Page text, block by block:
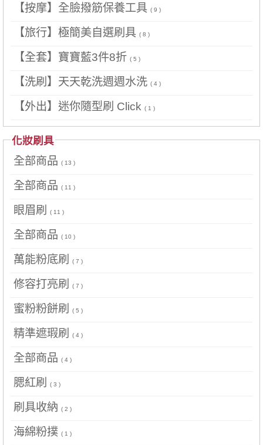
【按摩】全臉撥筋保養工具 ( 9 )
【旅行】極簡美自選刷具 ( 8 )
【全套】寶寶藍3件8折 ( 5 )
【洗刷】天天乾洗週週水洗 ( 4 )
【外出】迷你隨型刷 Click ( 1 )
化妝刷具
全部商品 ( 13 )
全部商品 ( 11 )
眼眉刷 ( 11 )
全部商品 ( 10 )
萬能粉底刷 ( 7 )
修容打亮刷 ( 7 )
蜜粉粉餅刷 ( 5 )
精準遮瑕刷 ( 4 )
全部商品 ( 4 )
腮紅刷 ( 3 )
刷具收納 ( 2 )
海綿粉撲 ( 1 )